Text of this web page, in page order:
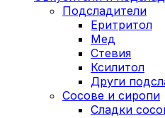
Подсладители
Еритритол
Мед
Стевия
Ксилитол
Други
Сосове и сиропи
Сладки